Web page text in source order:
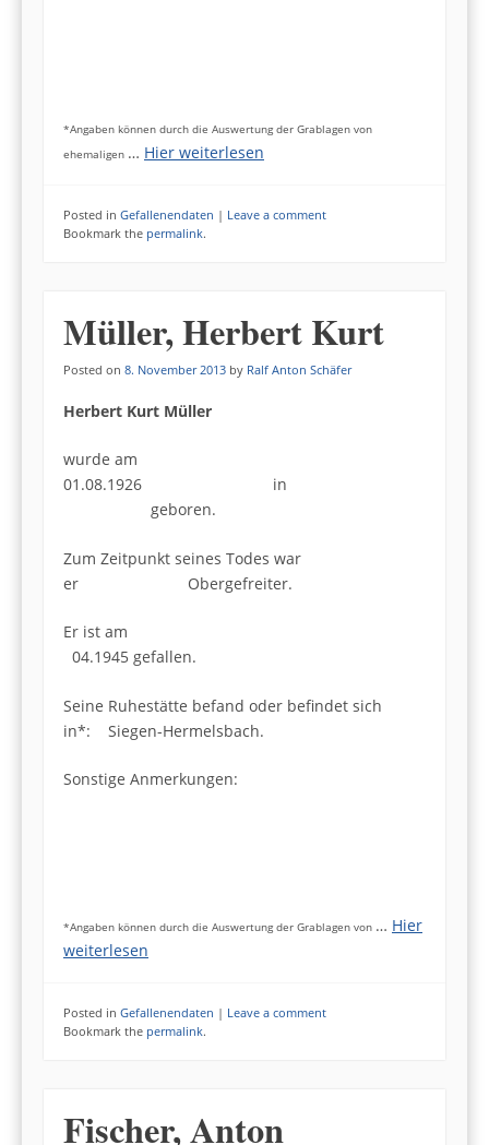
*Angaben können durch die Auswertung der Grablagen von
ehemaligen … Hier weiterlesen
Posted in Gefallenendaten | Leave a comment
Bookmark the permalink.
Müller, Herbert Kurt
Posted on 8. November 2013 by Ralf Anton Schäfer
Herbert Kurt Müller
wurde am
01.08.1926 in
geboren.
Zum Zeitpunkt seines Todes war
er Obergefreiter.
Er ist am
04.1945 gefallen.
Seine Ruhestätte befand oder befindet sich
in*: Siegen-Hermelsbach.
Sonstige Anmerkungen:
*Angaben können durch die Auswertung der Grablagen von … Hier
weiterlesen
Posted in Gefallenendaten | Leave a comment
Bookmark the permalink.
Fischer, Anton